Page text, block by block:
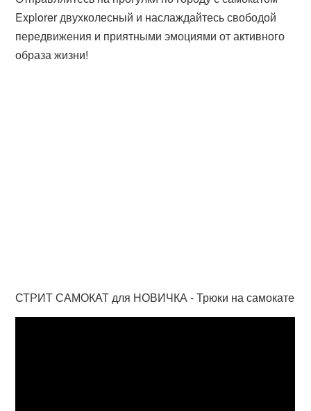
Explorer двухколесный и наслаждайтесь свободой
передвижения и приятными эмоциями от активного
образа жизни!
СТРИТ САМОКАТ для НОВИЧКА - Трюки на самокате